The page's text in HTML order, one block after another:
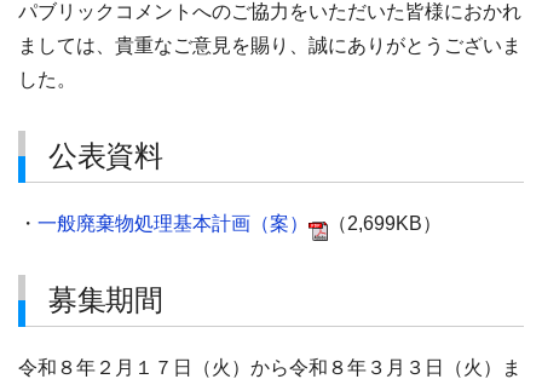
パブリックコメントへのご協力をいただいた皆様におかれ
ましては、貴重なご意見を賜り、誠にありがとうございま
した。
公表資料
・ 一般廃棄物処理基本計画（案） （2,699KB）
募集期間
令和８年２月１７日（火）から令和８年３月３日（火）ま